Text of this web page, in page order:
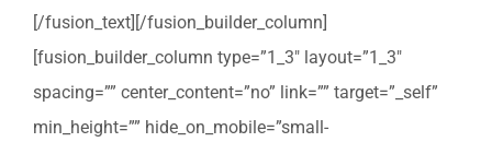
[/fusion_text][/fusion_builder_column]
[fusion_builder_column type=”1_3″ layout=”1_3″
spacing=”” center_content=”no” link=”” target=”_self”
min_height=”” hide_on_mobile=”small-